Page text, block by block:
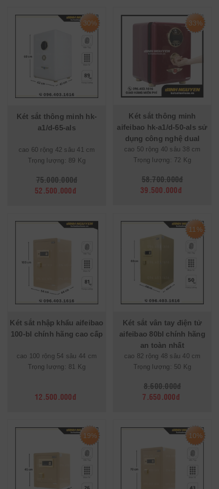
30%
Két sắt thông minh hk-
a1/d-65-als
cao 60 rộng 42 sâu 41 cm
Trọng lượng: 89 Kg
75.000.000đ
52.500.000đ
33%
Két sắt thông minh
aifeibao hk-a1/d-50-als sử
dụng công nghệ dual
security
cao 50 rộng 40 sâu 38 cm
Trọng lượng: 72 Kg
58.700.000đ
39.500.000đ
Két sắt nhập khẩu aifeibao
100-bl chính hãng cao cấp
cao 100 rộng 54 sâu 44 cm
Trọng lượng: 81 Kg
12.500.000đ
11%
Két sắt vân tay điện tử
aifeibao 80bl chính hãng
an toàn nhất
cao 82 rộng 48 sâu 40 cm
Trọng lượng: 50 Kg
8.600.000đ
7.650.000đ
19% 10%